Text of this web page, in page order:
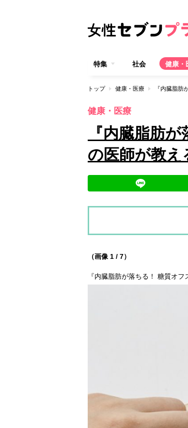
特集 社会 健康・
トップ 健康・医療
健康・医療
『内臓脂肪
の医師が教
（画像 1 / 7）
『内臓脂肪が落ちる！ 糖質オ